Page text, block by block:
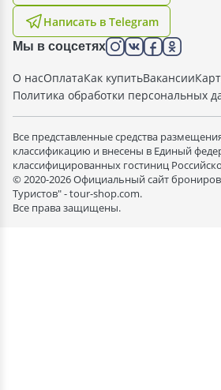
Написать в Telegram
Мы в соцсетях
О насОплатаКак купитьВакансии
Политика обработки персональных
Все представленные средства
классификацию и внесены в Единый
классифицированных гостиниц
© 2020-2026 Официальный сайт
Туристов" - tour-shop.com.
Все права защищены.